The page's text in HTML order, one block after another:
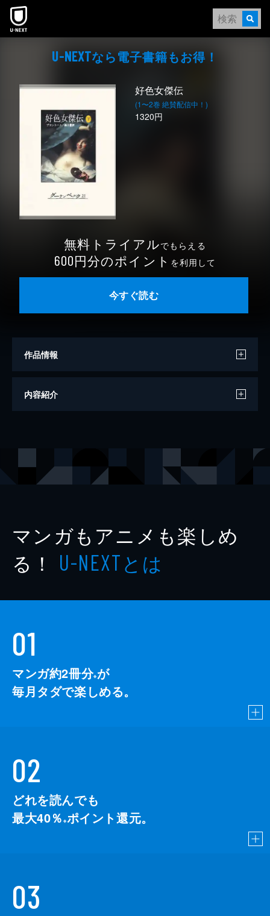
本文へスキップ
U-NEXTなら電⼦書籍もお得！
好色女傑伝
(1〜2巻 絶賛配信中！)
1320円
無料トライアルでもらえる
600円分のポイント を利用して
今すぐ読む
作品情報
著者
内容紹介
マンガもアニメも楽しめ
る！ U-NEXTとは
01
マンガ約2冊分※が
毎月タダで楽しめる。
02
どれを読んでも
最大40％ ※ポイント還元。
03